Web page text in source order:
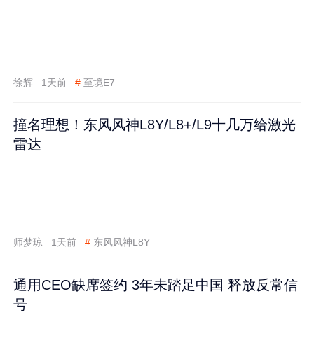
徐辉 1天前 # 至境E7
撞名理想！东风风神L8Y/L8+/L9十几万给激光
雷达
师梦琼 1天前 # 东风风神L8Y
通用CEO缺席签约 3年未踏足中国 释放反常信
号